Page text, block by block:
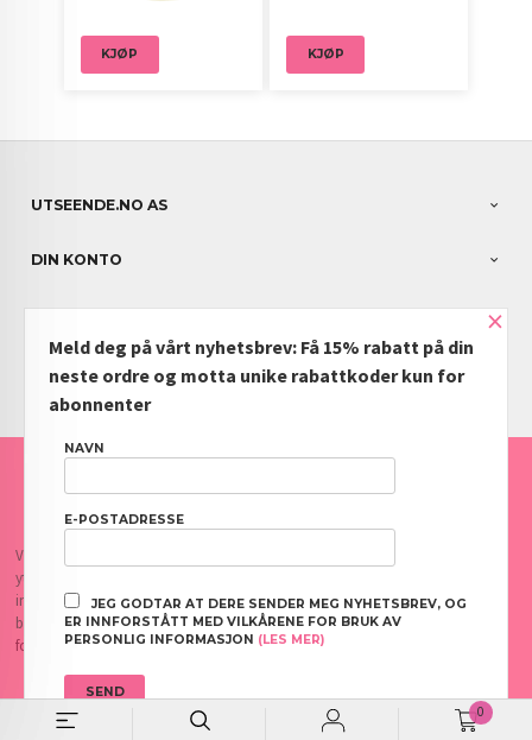
0
KJØP KJØP
UTSEENDE.NO AS
DIN KONTO
NYHETSBREV
PARTNERE
FRAKT KJØPSBETINGELSER SIKKERHET OG PERSONVERN
Vår nettbutikk bruker cookies slik at du får en bedre kjøpsopplevelse og vi kan
yte deg bedre service. Vi bruker cookies hovedsaklig til å lagre
innloggingsdetaljer og huske hva du har puttet i handlekurven din. Fortsett å
bruke siden som normalt om du godtar dette.Les merellerendre innstillinger
for cookies.
×
Meld deg på vårt nyhetsbrev: Få 15% rabatt på din
neste ordre og motta unike rabattkoder kun for
abonnenter
NAVN
E-POSTADRESSE
JEG GODTAR AT DERE SENDER MEG NYHETSBREV, OG
ER INNFORSTÅTT MED VILKÅRENE FOR BRUK AV
PERSONLIG INFORMASJON (LES MER)